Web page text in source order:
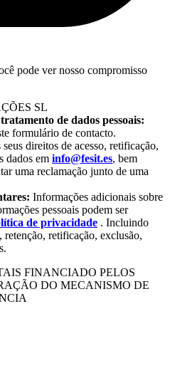
pode ver nosso compromisso
SL
de dados pessoais:
formulário de contacto.
direitos de acesso, retificação,
dados em info@fesit.es, bem
uma reclamação junto de uma
Informações adicionais sobre
pessoais podem ser
de privacidade . Incluindo
retenção, retificação, exclusão,
FINANCIADO PELOS
DO MECANISMO DE